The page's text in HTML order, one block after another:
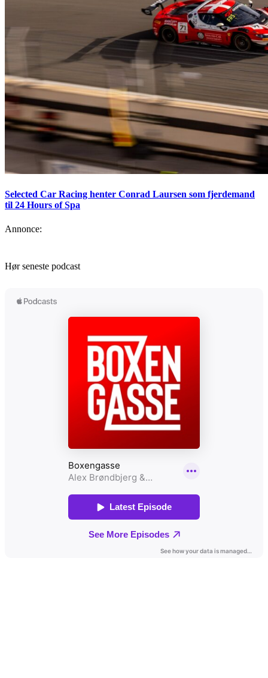
Selected Car Racing henter Conrad Laursen som fjerdemand
til 24 Hours of Spa
Annonce:
Hør seneste podcast